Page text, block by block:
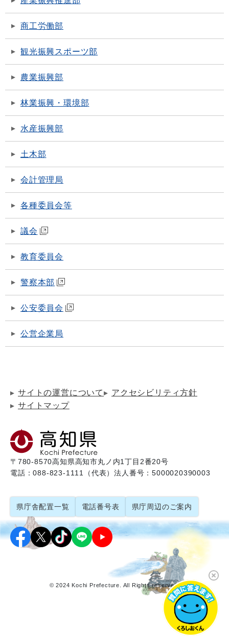
商工労働部
観光振興スポーツ部
農業振興部
林業振興・環境部
水産振興部
土木部
会計管理局
各種委員会等
議会
教育委員会
警察本部
公安委員会
公営企業局
サイトの運営について
アクセシビリティ方針
サイトマップ
〒780-8570高知県高知市丸ノ内1丁目2番20号
電話：088-823-1111（代表）法人番号：5000020390003
県庁舎配置一覧 電話番号表 県庁周辺のご案内
© 2024 Kochi Prefecture. All Rights reserved.